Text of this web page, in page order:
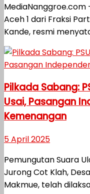
MediaNanggroe.com
Aceh 1 dari Fraksi
Kande, resmi
Pilkada Sabang:
Usai, Pasangan
Kemenangan
5 April 2025
Pemungutan Suara
Jurong Cot Klah,
Makmue, telah